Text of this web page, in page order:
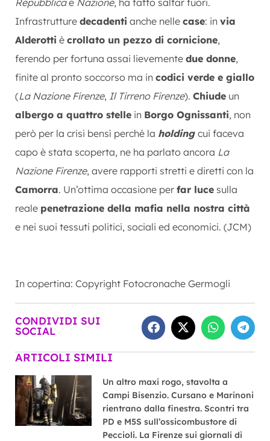
Infrastrutture decadenti anche nelle case: in via
Alderotti è crollato un pezzo di cornicione,
ferendo per fortuna assai lievemente due donne,
finite al pronto soccorso ma in codici verde e giallo
(La Nazione Firenze, Il Tirreno Firenze). Chiude un
albergo a quattro stelle in Borgo Ognissanti, non
però per la crisi bensì perché la holding cui faceva
capo è stata scoperta, ne ha parlato ancora La
Nazione Firenze, avere rapporti stretti e diretti con la
Camorra. Un’ottima occasione per far luce sulla
reale penetrazione della mafia nella nostra città
e nei suoi tessuti politici, sociali ed economici. (JCM)
In copertina: Copyright Fotocronache Germogli
CONDIVIDI SUI
SOCIAL
ARTICOLI SIMILI
Un altro maxi rogo, stavolta a
Campi Bisenzio. Cursano e Marinoni
rientrano dalla finestra. Scontri tra
PD e M5S sull’ossicombustore di
Peccioli. La Firenze sui giornali di